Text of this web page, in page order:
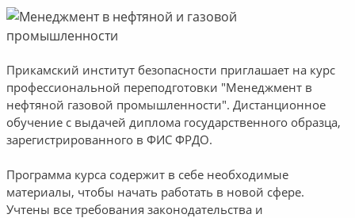
Прикамский институт безопасности приглашает на курс
профессиональной переподготовки "Менеджмент в
нефтяной газовой промышленности". Дистанционное
обучение с выдачей диплома государственного образца,
зарегистрированного в ФИС ФРДО.
Программа курса содержит в себе необходимые
материалы, чтобы начать работать в новой сфере.
Учтены все требования законодательства и